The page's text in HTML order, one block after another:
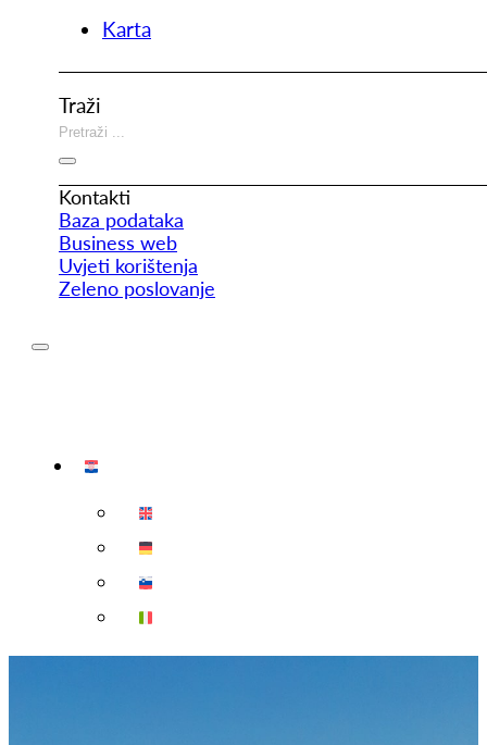
Karta
Traži
Kontakti
Baza podataka
Business web
Uvjeti korištenja
Zeleno poslovanje